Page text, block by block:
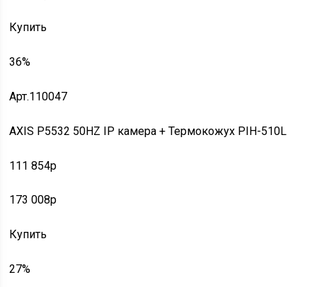
Купить
36%
Арт.110047
AXIS P5532 50HZ IP камера + Термокожух PIH-510L
111 854p
173 008p
Купить
27%